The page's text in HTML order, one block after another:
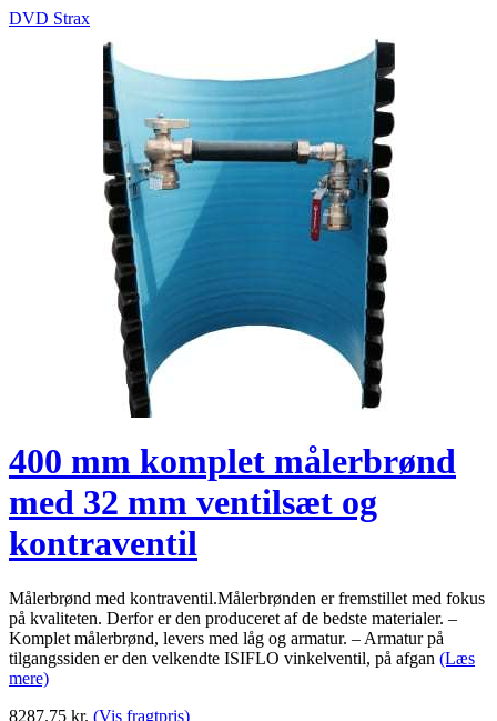
DVD Strax
400 mm komplet målerbrønd
med 32 mm ventilsæt og
kontraventil
Målerbrønd med kontraventil.Målerbrønden er fremstillet med fokus
på kvaliteten. Derfor er den produceret af de bedste materialer. –
Komplet målerbrønd, levers med låg og armatur. – Armatur på
tilgangssiden er den velkendte ISIFLO vinkelventil, på afgan (Læs
mere)
8287.75 kr. (Vis fragtpris)